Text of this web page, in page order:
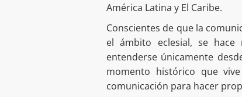
América Latina y El Caribe.
Conscientes de que la
el ámbito eclesial, se
entenderse únicamente
momento histórico que
comunicación para hacer